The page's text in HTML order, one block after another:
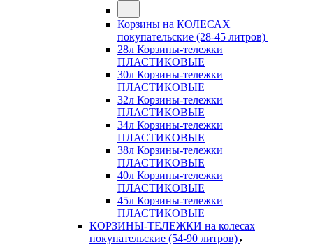
Корзины на КОЛЕСАХ
покупательские (28-45 литров)
28л Корзины-тележки
ПЛАСТИКОВЫЕ
30л Корзины-тележки
ПЛАСТИКОВЫЕ
32л Корзины-тележки
ПЛАСТИКОВЫЕ
34л Корзины-тележки
ПЛАСТИКОВЫЕ
38л Корзины-тележки
ПЛАСТИКОВЫЕ
40л Корзины-тележки
ПЛАСТИКОВЫЕ
45л Корзины-тележки
ПЛАСТИКОВЫЕ
КОРЗИНЫ-ТЕЛЕЖКИ на колесах
покупательские (54-90 литров)